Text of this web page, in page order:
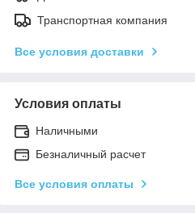
Транспортная компания
Все условия доставки
Условия оплаты
Наличными
Безналичный расчет
Все условия оплаты